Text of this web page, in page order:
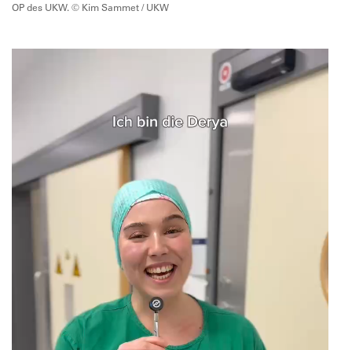
OP des UKW. © Kim Sammet / UKW